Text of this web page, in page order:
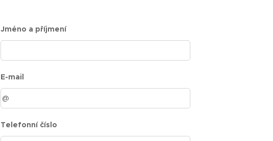
Jméno a příjmení
E-mail
Telefonní číslo